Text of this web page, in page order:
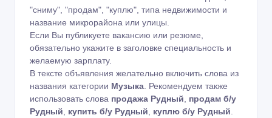
"сниму", "продам", "куплю", типа недвижимости и
название микрорайона или улицы.
Если Вы публикуете вакансию или резюме,
обязательно укажите в заголовке специальность и
желаемую зарплату.
В тексте объявления желательно включить слова из
названия категории Музыка . Рекомендуем также
использовать слова продажа Рудный
продам б/у
Рудный
купить б/у Рудный куплю б/у Рудный